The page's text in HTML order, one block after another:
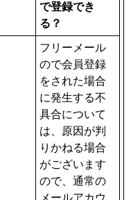
で登録でき
る？
フリーメール
ので会員登録
をされた場合
に発生する不
具合について
は、原因が判
りかねる場合
がございます
ので、通常の